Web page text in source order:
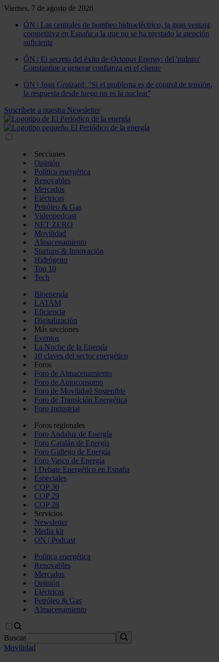
Viernes, 7 de agosto de 2026
ÓN | Las centrales de bombeo hidroeléctrico, la gran ventaja
competitiva en España a la que no se ha prestado la atención
suficiente
ÓN | El secreto del éxito de Octopus Energy: del 'pulpito'
Constantine a generar confianza en el cliente
ÓN | Joan Groizard: "Si el problema es de control de tensión,
la respuesta desde luego no es la nuclear"
Suscríbete a nuestra Newsletter
Secciones
Opinión
Política energética
Renovables
Mercados
Eléctricas
Petróleo & Gas
Videopodcast
NET ZERO
Movilidad
Almacenamiento
Startups & Innovación
Hidrógeno
Top 10
Tech
Bioenergía
LATAM
Eficiencia
Digitalización
Más secciones
Eventos
La Noche de la Energía
10 claves del sector energético
Foros
Foro de Almacenamiento
Foro de Autoconsumo
Foro de Movilidad Sostenible
Foro de Transición Energética
Foro Industrial
Foros regionales
Foro Andaluz de Energía
Foro Catalán de Energía
Foro Gallego de Energía
Foro Vasco de Energía
I Debate Energético en España
Especiales
COP 30
COP 29
COP 28
Servicios
Newsletter
Media kit
ON | Podcast
Política energética
Renovables
Mercados
Opinión
Eléctricas
Petróleo & Gas
Almacenamiento
Buscar
Movilidad